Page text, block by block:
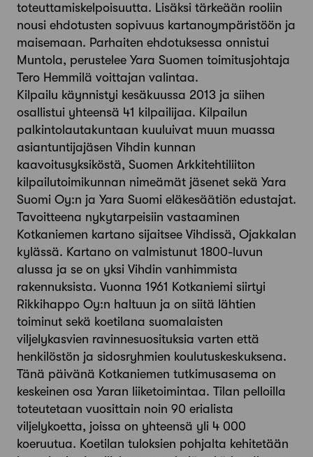
toteuttamiskelpoisuutta. Lisäksi tärkeään rooliin
nousi ehdotusten sopivuus kartanoympäristöön ja
maisemaan. Parhaiten ehdotuksessa onnistui
Muntola, perustelee Yara Suomen toimitusjohtaja
Tero Hemmilä voittajan valintaa.
Kilpailu käynnistyi kesäkuussa 2013 ja siihen
osallistui yhteensä 41 kilpailijaa. Kilpailun
palkintolautakuntaan kuuluivat muun muassa
asiantuntijajäsen Vihdin kunnan
kaavoitusyksiköstä, Suomen Arkkitehtiliiton
kilpailutoimikunnan nimeämät jäsenet sekä Yara
Suomi Oy:n ja Yara Suomi eläkesäätiön edustajat.
Tavoitteena nykytarpeisiin vastaaminen
Kotkaniemen kartano sijaitsee Vihdissä, Ojakkalan
kylässä. Kartano on valmistunut 1800-luvun
alussa ja se on yksi Vihdin vanhimmista
rakennuksista. Vuonna 1961 Kotkaniemi siirtyi
Rikkihappo Oy:n haltuun ja on siitä lähtien
toiminut sekä koetilana suomalaisten
viljelykasvien ravinnesuosituksia varten että
henkilöstön ja sidosryhmien koulutuskeskuksena.
Tänä päivänä Kotkaniemen tutkimusasema on
keskeinen osa Yaran liiketoimintaa. Tilan pelloilla
toteutetaan vuosittain noin 90 erialista
viljelykoetta, joissa on yhteensä yli 4 000
koeruutua. Koetilan tuloksien pohjalta kehitetään